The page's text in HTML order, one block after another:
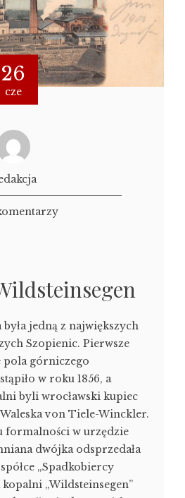
26
cze
jedną z największych
Szopienic. Pierwsze
pola górniczego
w roku 1856, a
byli wrocławski kupiec
von Tiele-Winckler.
formalności w urzędzie
dwójka odsprzedała
„Spadkobiercy
kopalni „Wildsteinsegen”